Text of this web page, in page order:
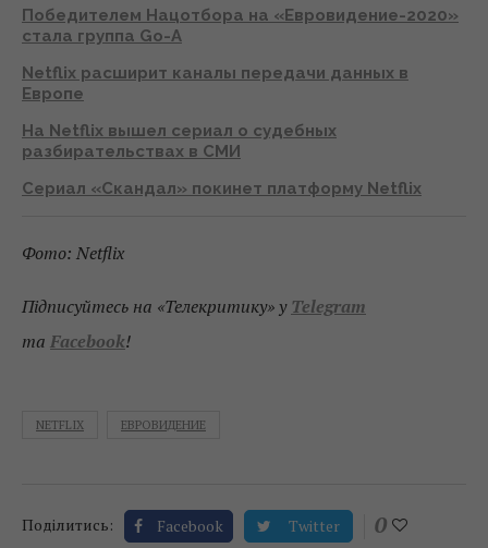
Победителем Нацотбора на «Евровидение-2020»
стала группа Gо-A
Netflix расширит каналы передачи данных в
Европе
На Netflix вышел сериал о судебных
разбирательствах в СМИ
Сериал «Скандал» покинет платформу Netflix
Фото: Netflix
Підписуйтесь на «Телекритику» у Telegram
та Facebook!
NETFLIX ЕВРОВИДЕНИЕ
Поділитись: Facebook Twitter 0